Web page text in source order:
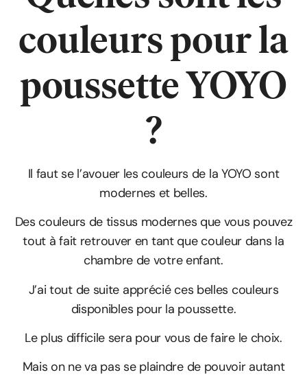
couleurs pour la
poussette YOYO
?
Il faut se l’avouer les couleurs de la YOYO sont
modernes et belles.
Des couleurs de tissus modernes que vous pouvez
tout à fait retrouver en tant que couleur dans la
chambre de votre enfant.
J’ai tout de suite apprécié ces belles couleurs
disponibles pour la poussette.
Le plus difficile sera pour vous de faire le choix.
Mais on ne va pas se plaindre de pouvoir autant